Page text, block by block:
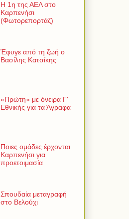
Η 1η της ΑΕΛ στο
Καρπενήσι
(Φωτορεπορτάζ)
Έφυγε από τη ζωή ο
Βασίλης Κατσίκης
«Πρώτη» με όνειρα Γ'
Εθνικής για τα Άγραφα
Ποιες ομάδες έρχονται
Καρπενήσι για
προετοιμασία
Σπουδαία μεταγραφή
στο Βελούχι